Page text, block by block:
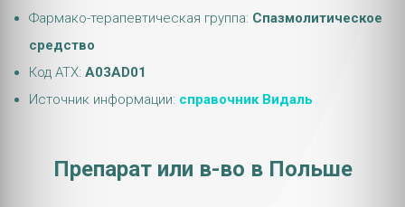
Фармако-терапевтическая группа: Спазмолитическое
средство
Код АТХ: A03AD01
Источник информации: справочник Видаль
Препарат или в-во в Польше